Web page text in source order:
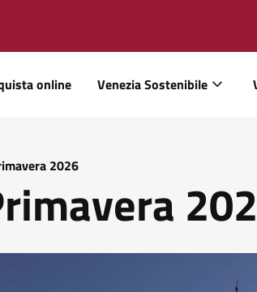
online Venezia Sostenibile
2026